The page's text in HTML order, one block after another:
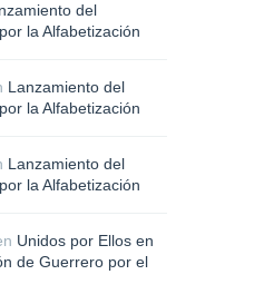
del
la Alfabetización
Lanzamiento del
la Alfabetización
Lanzamiento del
la Alfabetización
Unidos por Ellos en
de Guerrero por el